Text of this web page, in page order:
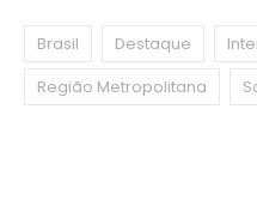
Brasil Destaque
Região Metropolitana